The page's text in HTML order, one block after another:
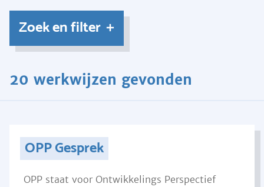
Zoek en filter
20 werkwijzen gevonden
OPP Gesprek
OPP staat voor Ontwikkelings Perspectief